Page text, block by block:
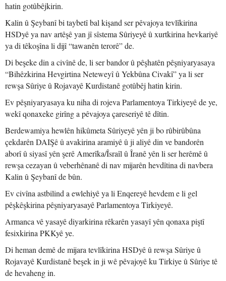
hatin gotûbêjkirin.
Kalin û Şeybanî bi taybetî bal kişand ser pêvajoya tevlîkirina
HSDyê ya nav artêşê yan jî sîstema Sûriyeyê û xurtkirina hevkariyê
ya di têkoşîna li dijî “tawanên terorê” de.
Di beşeke din a civînê de, li ser bandor û pêşhatên pêşniyaryasaya
“Bihêzkirina Hevgirtina Neteweyî û Yekbûna Civakî” ya li ser
rewşa Sûriye û Rojavayê Kurdistanê gotûbêj hatin kirin.
Ev pêşniyaryasaya ku niha di rojeva Parlamentoya Tirkiyeyê de ye,
wekî qonaxeke girîng a pêvajoya çareseriyê tê dîtin.
Berdewamiya hewlên hikûmeta Sûriyeyê yên ji bo rûbirûbûna
çekdarên DAIŞê û avakirina aramiyê û ji aliyê din ve bandorên
aborî û siyasî yên şerê Amerîka/Îsraîl û Îranê yên li ser herêmê û
rewşa cezayan û veberhênanê di nav mijarên hevdîtina di navbera
Kalin û Şeybanî de bûn.
Ev civîna astbilind a ewlehiyê ya li Enqereyê hevdem e li gel
pêşkêşkirina pêşniyaryasayê Parlamentoya Tirkiyeyê.
Armanca vê yasayê diyarkirina rêkarên yasayî yên qonaxa piştî
fesixkirina PKKyê ye.
Di heman demê de mijara tevlîkirina HSDyê û rewşa Sûriye û
Rojavayê Kurdistanê beşek in ji wê pêvajoyê ku Tirkiye û Sûriye tê
de hevaheng in.